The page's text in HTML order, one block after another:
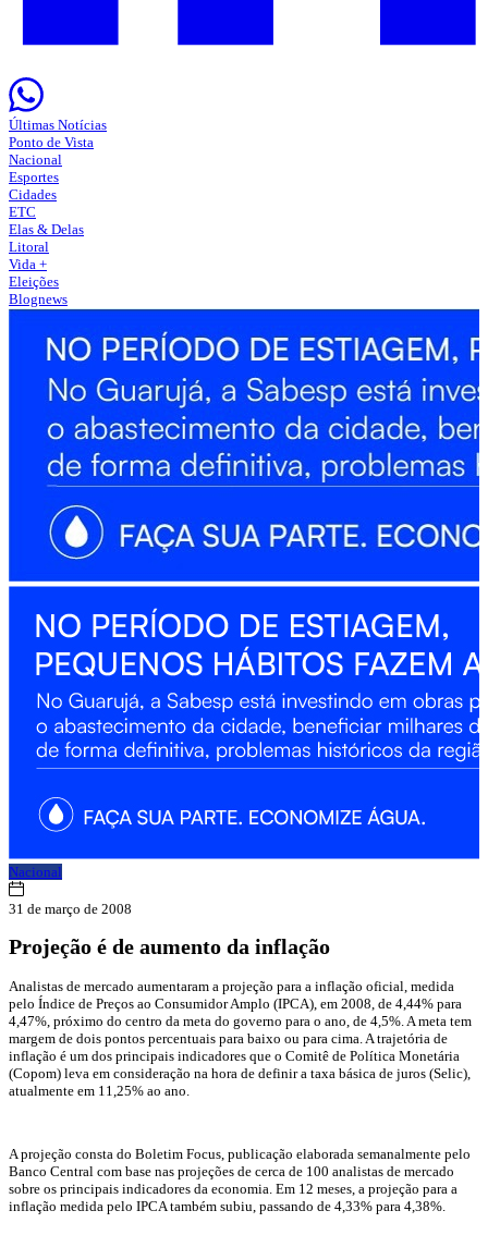
Últimas Notícias
Ponto de Vista
Nacional
Esportes
Cidades
ETC
Elas & Delas
Litoral
Vida +
Eleições
Blognews
Nacional
31 de março de 2008
Projeção é de aumento da inflação
Analistas de mercado aumentaram a projeção para a inflação oficial, medida
pelo Índice de Preços ao Consumidor Amplo (IPCA), em 2008, de 4,44% para
4,47%, próximo do centro da meta do governo para o ano, de 4,5%. A meta tem
margem de dois pontos percentuais para baixo ou para cima. A trajetória de
inflação é um dos principais indicadores que o Comitê de Política Monetária
(Copom) leva em consideração na hora de definir a taxa básica de juros (Selic),
atualmente em 11,25% ao ano.
A projeção consta do Boletim Focus, publicação elaborada semanalmente pelo
Banco Central com base nas projeções de cerca de 100 analistas de mercado
sobre os principais indicadores da economia. Em 12 meses, a projeção para a
inflação medida pelo IPCA também subiu, passando de 4,33% para 4,38%.